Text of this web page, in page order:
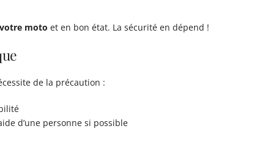
moto et en bon état. La sécurité en dépend !
de la précaution :
d’une personne si possible